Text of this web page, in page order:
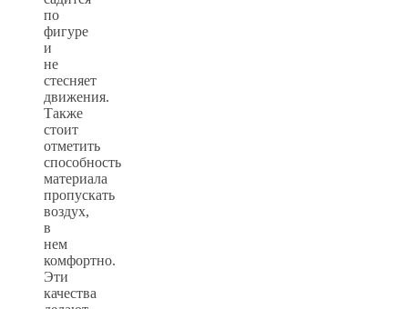
по
фигуре
и
не
стесняет
движения.
Также
стоит
отметить
способность
материала
пропускать
воздух,
в
нем
комфортно.
Эти
качества